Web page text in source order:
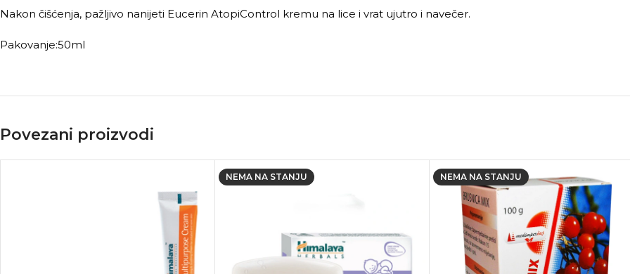
Nakon čišćenja, pažljivo nanijeti Eucerin AtopiControl kremu na lice i vrat ujutro i navečer.
Pakovanje:50ml
Povezani proizvodi
NEMA NA STANJU NEMA NA STANJU